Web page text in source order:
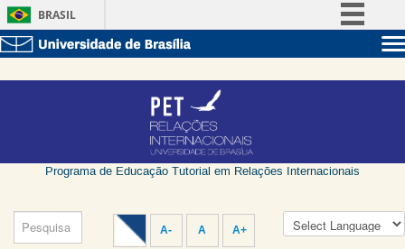
BRASIL
Servidor
Programa de Educação Tutorial em Relações Internacionais
A- A A+